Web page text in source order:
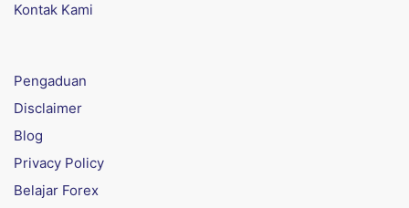
Kontak Kami
Pengaduan
Disclaimer
Blog
Privacy Policy
Belajar Forex